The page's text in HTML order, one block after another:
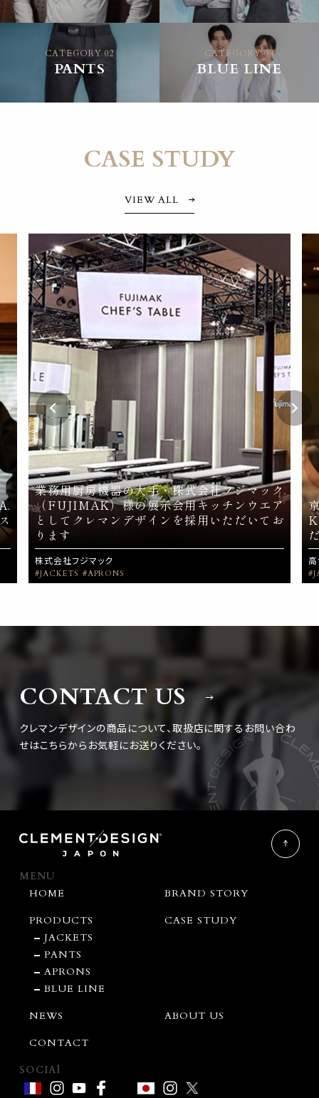
CATEGORY 02
PANTS
CATEGORY 04
BLUE LINE
CASE STUDY
VIEW ALL
業務用厨房機器の大手・株式会社フジマック
（FUJIMAK）様の展示会用キッチンウエア
としてクレマンデザインを採用いただいてお
ります
株式会社フジマック
#JACKETS #APRONS
CONTACT US
クレマンデザインの商品について、取扱店に関するお問い合わ
せはこちらからお気軽にお送りください。
MENU
HOME
BRAND STORY
PRODUCTS
JACKETS
PANTS
APRONS
BLUE LINE
CASE STUDY
NEWS
ABOUT US
CONTACT
SOCIAl